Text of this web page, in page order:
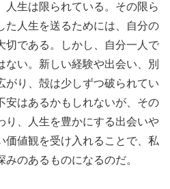
人生は限られている。その限ら
た人生を送るためには、自分の
切である。しかし、自分一人で
ない。新しい経験や出会い、別
がり、殻は少しずつ破られてい
安はあるかもしれないが、その
り、人生を豊かにする出会いや
価値観を受け入れることで、私
のあるものになるのだ。